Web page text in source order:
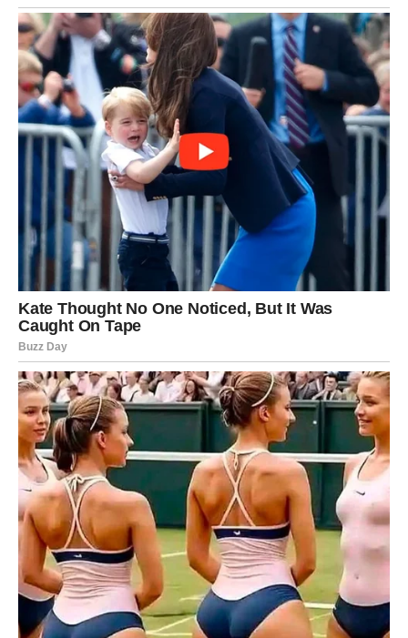
papira. Ova predanost stekla je značajno priznanje jer su
Perfex rolice slavljene zbog svoje izuzetne dugovječnosti.
Nadalje, Perfex proizvodi su u skladu sa strogim standardima
koje postavlja IFS, čime potvrđuje svoju poziciju lidera u
kvaliteti. Dodatno, Perfex nudi troslojne toaletne papire koji
podsjećaju na pamuk, pokazujući iznimnu sposobnost upijanja
i produljenu trajnost, što smanjuje potrebu za čestim motanjem
listova.
Oglasi